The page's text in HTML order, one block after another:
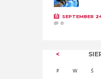
SEPTEMBER
0
P W Ś